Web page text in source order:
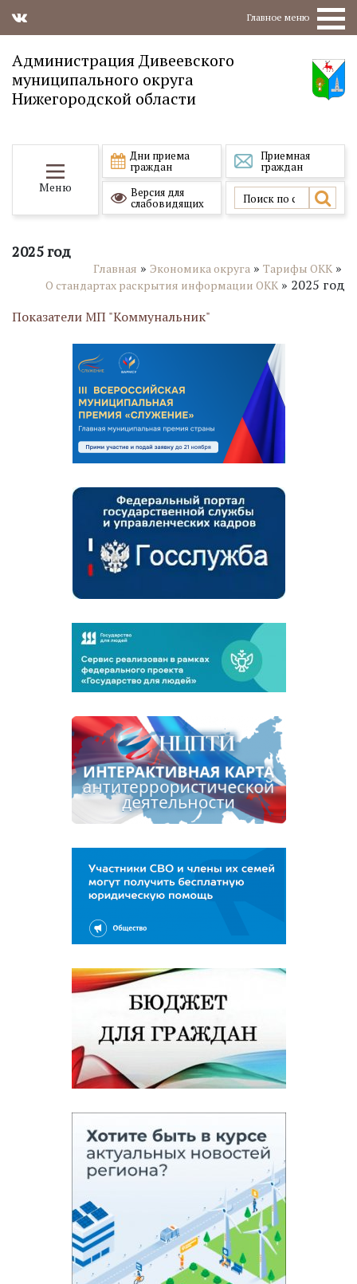
Главное меню
Администрация Дивеевского
муниципального округа
Нижегородской области
Меню
Дни приема
граждан
Приемная
граждан
Версия для
слабовидящих
2025 год
Главная » Экономика округа » Тарифы ОКК »
О стандартах раскрытия информации ОКК » 2025 год
Показатели МП "Коммунальник"